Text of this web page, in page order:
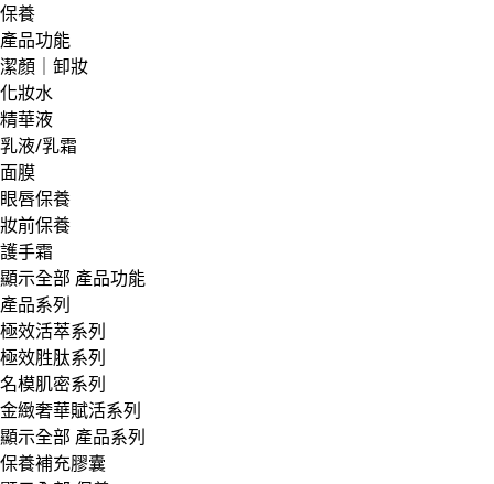
保養
產品功能
潔顏｜卸妝
化妝水
精華液
乳液/乳霜
面膜
眼唇保養
妝前保養
護手霜
顯示全部 產品功能
產品系列
極效活萃系列
極效胜肽系列
名模肌密系列
金緻奢華賦活系列
顯示全部 產品系列
保養補充膠囊